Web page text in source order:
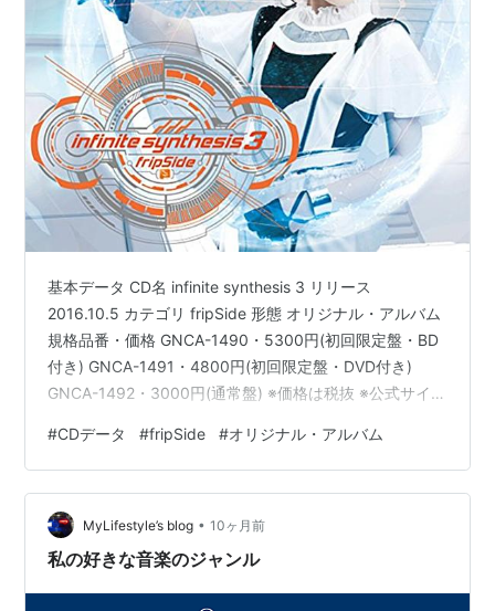
only my railgun（2009年11月4日）
LEVEL5-judgelight-（2010年2月17日）
future gazer（2010年10月13日）
Heaven is a Place on Earth（2011年8月24日）
way to answer（2011年12月14日）
sister’s noise（2013年5月8日）
eternal reality（2013年8月21日）
black bullet（2014年5月14日）
Luminize （2015年5月20日）
Two souls -toward the truth-（2015年12月2日）
white forces
（2016年2月10日）
angela×fripSide）
The end of escape（2016年12月7日、
fripSide×angela）
基本データ CD名 infinite synthesis 3 リリース
2016.10.5 カテゴリ fripSide 形態 オリジナル・アルバム
規格品番・価格 GNCA-1490・5300円(初回限定盤・BD
付き) GNCA-1491・4800円(初回限定盤・DVD付き)
GNCA-1492・3000円(通常盤) ※価格は税抜 ※公式サイト
トにもありますが、現在の税込価格なので発売当時のも
のとは異なります。 収録曲リスト 1.2016 -Third cosmic
velocity- 2.Luminize (『フューチャーカード バディフ
ァ…
#CDデータ #fripSide #オリジナル・アルバム
MyLifestyle’s blog • 10ヶ月前
私の好きな音楽のジャンル